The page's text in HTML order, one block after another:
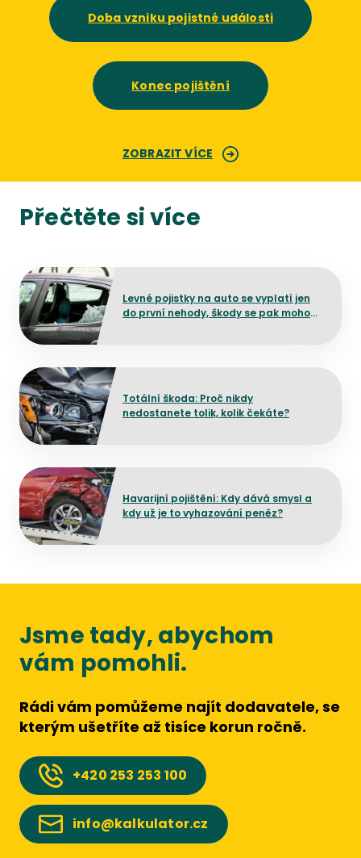
Doba vzniku pojistné události
Konec pojištění
ZOBRAZIT VÍCE
Přečtěte si více
Levné pojistky na auto se vyplatí jen
do první nehody, škody se pak mohou
Přejít na detail článku
Totální škoda: Proč nikdy
nedostanete tolik, kolik čekáte?
Přejít na detail článku
Havarijní pojištění: Kdy dává smysl a
kdy už je to vyhazování peněz?
Přejít na detail článku
Jsme tady, abychom
vám pomohli.
Rádi vám pomůžeme najít dodavatele, se
kterým ušetříte až tisíce korun ročně.
+420 253 253 100
info@kalkulator.cz